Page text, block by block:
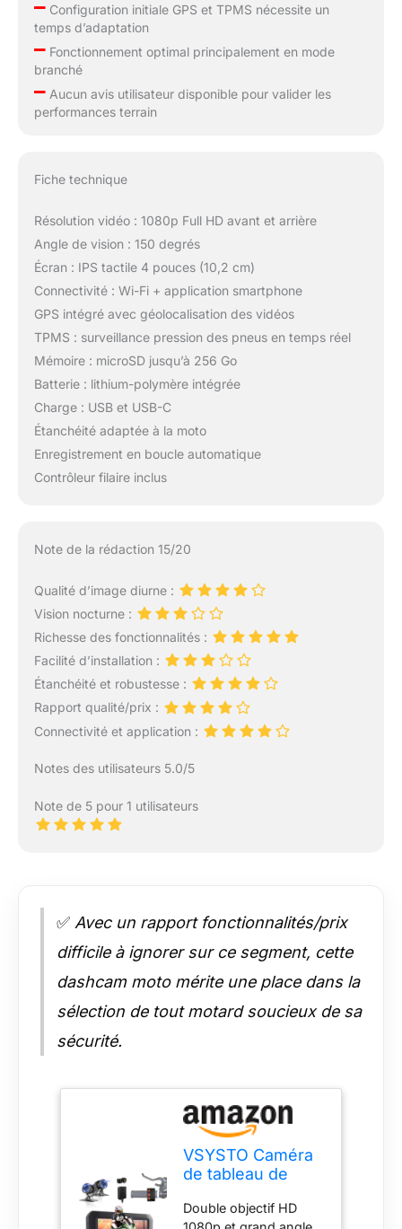
–Configuration initiale GPS et TPMS nécessite un
temps d’adaptation
–Fonctionnement optimal principalement en mode
branché
–Aucun avis utilisateur disponible pour valider les
performances terrain
Fiche technique
Résolution vidéo : 1080p Full HD avant et arrière
Angle de vision : 150 degrés
Écran : IPS tactile 4 pouces (10,2 cm)
Connectivité : Wi-Fi + application smartphone
GPS intégré avec géolocalisation des vidéos
TPMS : surveillance pression des pneus en temps réel
Mémoire : microSD jusqu’à 256 Go
Batterie : lithium-polymère intégrée
Charge : USB et USB-C
Étanchéité adaptée à la moto
Enregistrement en boucle automatique
Contrôleur filaire inclus
Note de la rédaction 15/20
Qualité d’image diurne :
Vision nocturne :
Richesse des fonctionnalités :
Facilité d’installation :
Étanchéité et robustesse :
Rapport qualité/prix :
Connectivité et application :
Notes des utilisateurs 5.0/5
Note de 5 pour 1 utilisateurs
✅ Avec un rapport fonctionnalités/prix
difficile à ignorer sur ce segment, cette
dashcam moto mérite une place dans la
sélection de tout motard soucieux de sa
sécurité.
VSYSTO Caméra
de tableau de
grand angle de
Double objectif HD